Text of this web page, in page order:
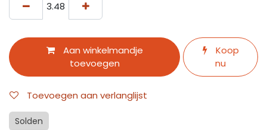
Aan winkelmandje
toevoegen
Koop
nu
Toevoegen aan verlanglijst
Solden